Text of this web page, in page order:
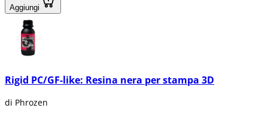
Aggiungi
Rigid PC/GF-like: Resina nera per stampa 3D
di Phrozen